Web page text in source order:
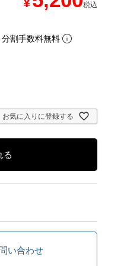
税込
分割手数料無料
お気に入りに登録する
る
い合わせ